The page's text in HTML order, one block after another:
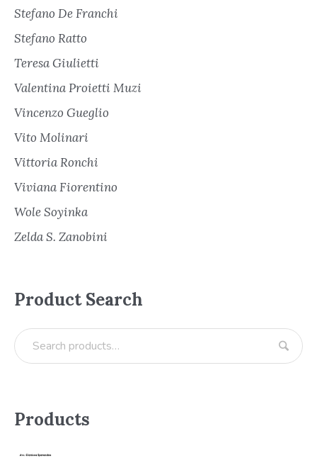
Stefano De Franchi
Stefano Ratto
Teresa Giulietti
Valentina Proietti Muzi
Vincenzo Gueglio
Vito Molinari
Vittoria Ronchi
Viviana Fiorentino
Wole Soyinka
Zelda S. Zanobini
Product Search
Products